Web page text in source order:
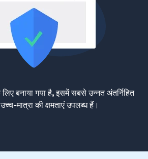
बनाया गया है, इसमें सबसे उन्नत अंतर्निहित
मात्रा की क्षमताएं उपलब्ध हैं।